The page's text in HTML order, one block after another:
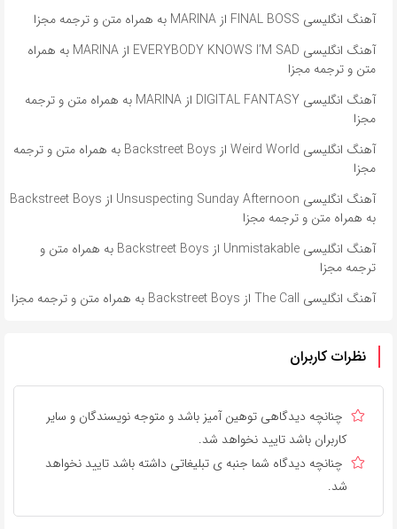
آهنگ انگلیسی FINAL BOSS از MARINA به همراه متن و ترجمه مجزا
آهنگ انگلیسی EVERYBODY KNOWS I’M SAD از MARINA به همراه
متن و ترجمه مجزا
آهنگ انگلیسی DIGITAL FANTASY از MARINA به همراه متن و ترجمه
مجزا
آهنگ انگلیسی Weird World از Backstreet Boys به همراه متن و ترجمه
مجزا
آهنگ انگلیسی Unsuspecting Sunday Afternoon از Backstreet Boys
به همراه متن و ترجمه مجزا
آهنگ انگلیسی Unmistakable از Backstreet Boys به همراه متن و
ترجمه مجزا
آهنگ انگلیسی The Call از Backstreet Boys به همراه متن و ترجمه مجزا
نظرات کاربران
چنانچه دیدگاهی توهین آمیز باشد و متوجه نویسندگان و سایر
کاربران باشد تایید نخواهد شد.
چنانچه دیدگاه شما جنبه ی تبلیغاتی داشته باشد تایید نخواهد
شد.